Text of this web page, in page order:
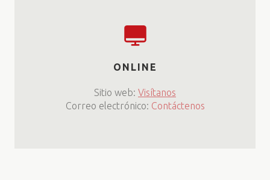
ONLINE
Sitio web: Visítanos
Correo electrónico: Contáctenos